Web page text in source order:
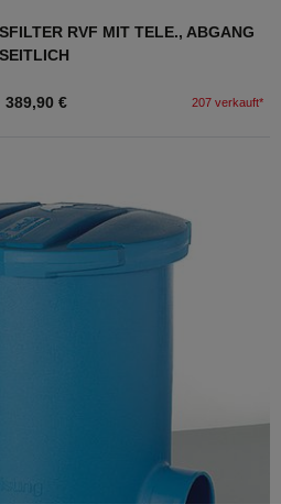
RVF MIT TELE., ABGANG
SEITLICH
389,90 € 207 verkauft*